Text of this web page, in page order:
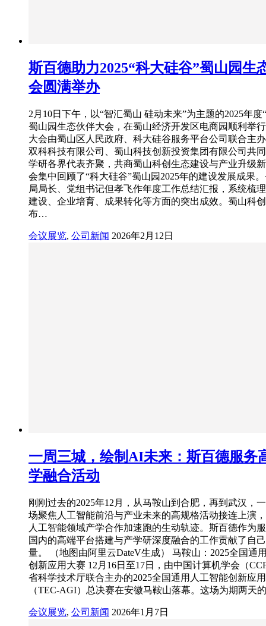
斯百德助力2025“科大硅谷”蜀山园生
会圆满举办
2月10日下午，以“智汇蜀山 硅动未来”为主题的2025年度
蜀山园生态伙伴大会，在蜀山经济开发区电商园顺利举
大会由蜀山区人民政府、科大硅谷服务平台公司联合主
双科科技有限公司、蜀山科技创新投资集团有限公司共
学研各界代表齐聚，共商蜀山科创生态建设与产业升级
会集中回顾了“科大硅谷”蜀山园2025年的建设发展成果
局局长、党组书记但孝飞作年度工作总结汇报，系统梳
建设、企业培育、成果转化等方面的突出成效。蜀山科
布…
会议展览, 公司新闻 2026年2月12日
一周三城，绘制AI未来：斯百德服务
学融合活动
刚刚过去的2025年12月，从马鞍山到合肥，再到武汉，
场聚焦人工智能前沿与产业未来的高规格活动接连上演
人工智能领域产学合作加速跑的生动轨迹。斯百德作为
国内的高端平台搭建与产学研深度融合的工作贡献了自
量。 （地图由阿里云DateV生成） 马鞍山：2025全国通
创新应用大赛 12月16日至17日，由中国计算机学会（
省科学技术厅联合主办的2025全国通用人工智能创新应
（TEC-AGI）总决赛在安徽马鞍山落幕。这场为期两天
会议展览, 公司新闻 2026年1月7日